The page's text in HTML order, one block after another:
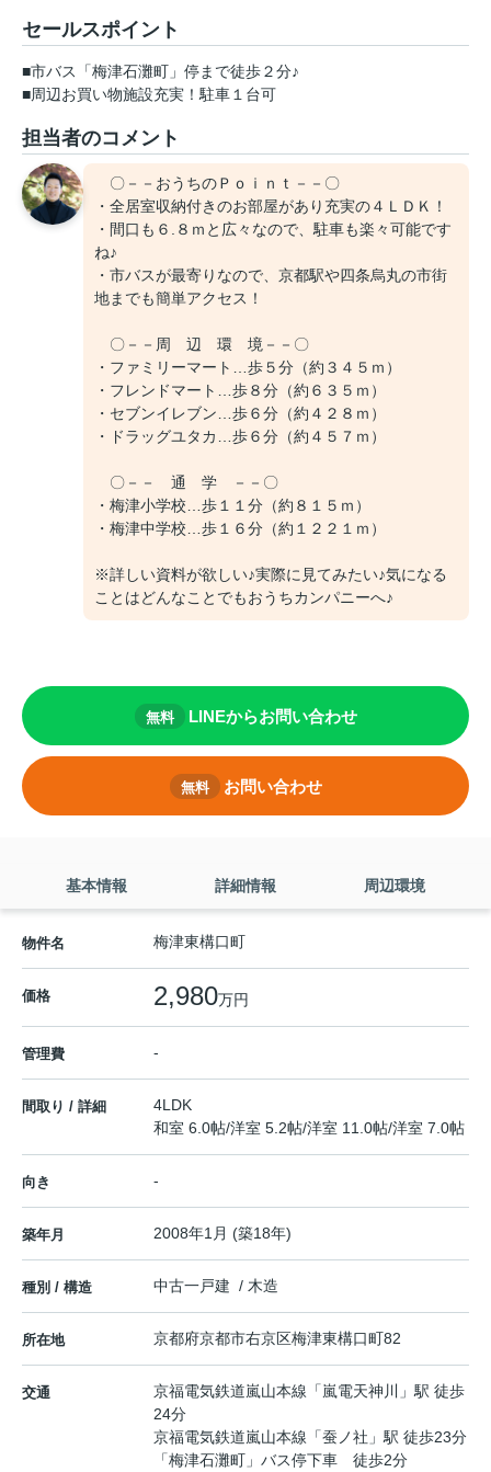
セールスポイント
■市バス「梅津石灘町」停まで徒歩２分♪
■周辺お買い物施設充実！駐車１台可
担当者のコメント
〇－－おうちのＰｏｉｎｔ－－〇
・全居室収納付きのお部屋があり充実の４ＬＤＫ！
・間口も６.８ｍと広々なので、駐車も楽々可能です
ね♪
・市バスが最寄りなので、京都駅や四条烏丸の市街
地までも簡単アクセス！
〇－－周 辺 環 境－－〇
・ファミリーマート…歩５分（約３４５ｍ）
・フレンドマート…歩８分（約６３５ｍ）
・セブンイレブン…歩６分（約４２８ｍ）
・ドラッグユタカ…歩６分（約４５７ｍ）
〇－－ 通 学 －－〇
・梅津小学校…歩１１分（約８１５ｍ）
・梅津中学校…歩１６分（約１２２１ｍ）
※詳しい資料が欲しい♪実際に見てみたい♪気になる
ことはどんなことでもおうちカンパニーへ♪
無料 LINEからお問い合わせ
無料 お問い合わせ
基本情報 詳細情報 周辺環境
物件名 梅津東構口町
価格 2,980万円
管理費 -
間取り / 詳細
4LDK
和室 6.0帖/洋室 5.2帖/洋室 11.0帖/洋室 7.0帖
向き -
築年月 2008年1月 (築18年)
種別 / 構造 中古一戸建 / 木造
所在地 京都府京都市右京区梅津東構口町82
交通 京福電気鉄道嵐山本線 「嵐電天神川
」駅 徒歩
24分
京福電気鉄道嵐山本線 「蚕ノ社 」駅 徒歩23分
「梅津石灘町」バス停下車 徒歩2分